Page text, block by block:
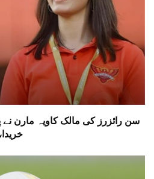
سن رائزرز کی مالک کاویہ مارن نے
خریدا،